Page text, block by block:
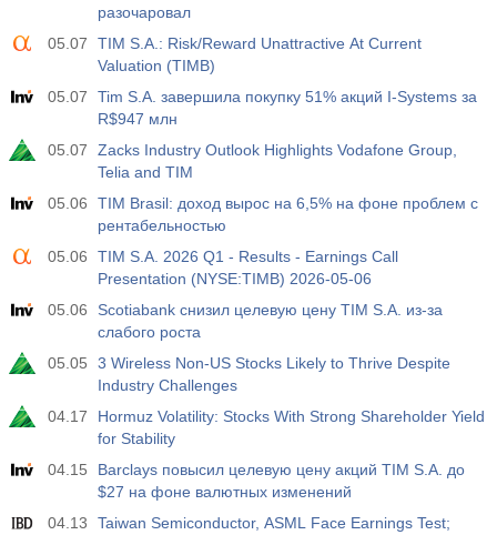
разочаровал
05.07
TIM S.A.: Risk/Reward Unattractive At Current
Valuation (TIMB)
05.07
Tim S.A. завершила покупку 51% акций I-Systems за
R$947 млн
05.07
Zacks Industry Outlook Highlights Vodafone Group,
Telia and TIM
05.06
TIM Brasil: доход вырос на 6,5% на фоне проблем с
рентабельностью
05.06
TIM S.A. 2026 Q1 - Results - Earnings Call
Presentation (NYSE:TIMB) 2026-05-06
05.06
Scotiabank снизил целевую цену TIM S.A. из-за
слабого роста
05.05
3 Wireless Non-US Stocks Likely to Thrive Despite
Industry Challenges
04.17
Hormuz Volatility: Stocks With Strong Shareholder Yield
for Stability
04.15
Barclays повысил целевую цену акций TIM S.A. до
$27 на фоне валютных изменений
04.13
Taiwan Semiconductor, ASML Face Earnings Test;